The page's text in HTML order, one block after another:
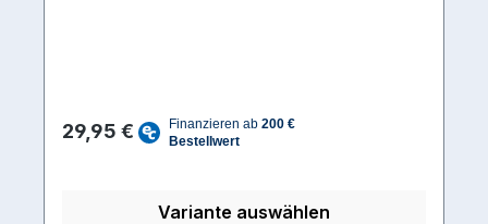
29,95 €
Variante auswählen